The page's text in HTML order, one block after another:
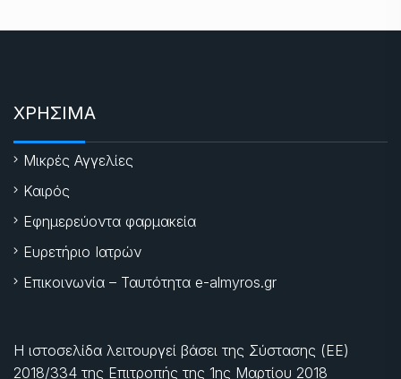
ΧΡΗΣΙΜΑ
Μικρές Αγγελίες
Καιρός
Εφημερεύοντα φαρμακεία
Ευρετήριο Ιατρών
Επικοινωνία – Ταυτότητα e-almyros.gr
Η ιστοσελίδα λειτουργεί βάσει της Σύστασης (ΕΕ)
2018/334 της Επιτροπής της 1ης Μαρτίου 2018